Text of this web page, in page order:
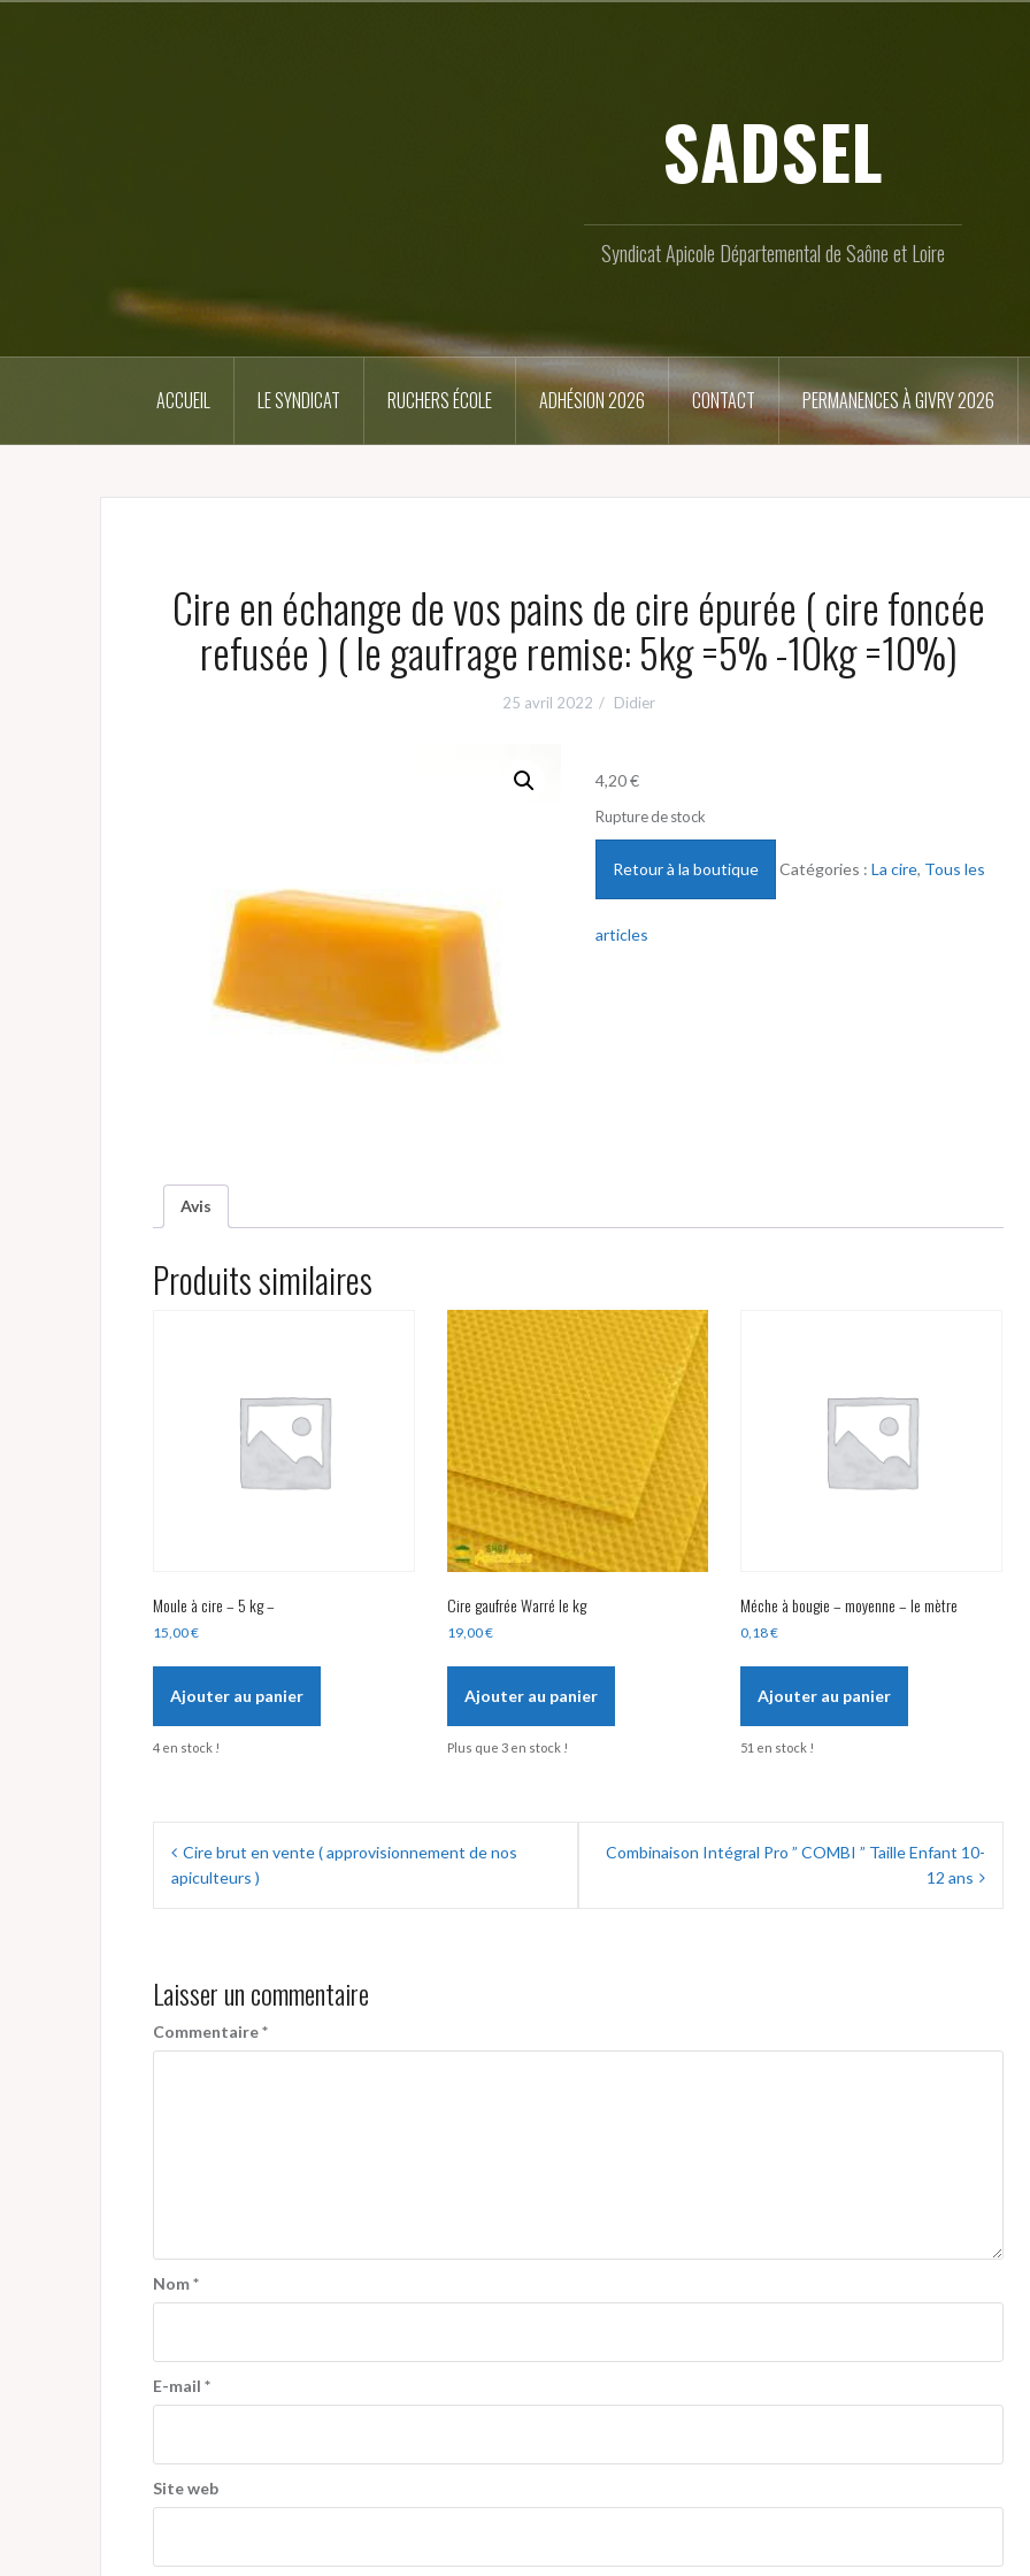
SADSEL
Syndicat Apicole Départemental de Saône et Loire
ACCUEIL LE SYNDICAT RUCHERS ÉCOLE ADHÉSION 2026 CONTACT PERMANENCES À GIVRY 2026
Cire en échange de vos pains de cire épurée ( cire foncée
refusée ) ( le gaufrage remise: 5kg =5% -10kg =10%)
25 avril 2022 Didier
4,20€
Rupture de stock
Retour à la boutique Catégories : La cire, Tous les
articles
Avis
Produits similaires
Moule à cire – 5 kg –
15,00€
Ajouter au panier
4 en stock !
Cire gaufrée Warré le kg
19,00€
Ajouter au panier
Plus que 3 en stock !
Méche à bougie – moyenne – le mètre
0,18€
Ajouter au panier
51 en stock !
Navigation
de Cire brut en vente ( approvisionnement de nos
apiculteurs )
Combinaison Intégral Pro ” COMBI ” Taille Enfant 10-
12 ans
Laisser un commentaire
Commentaire*
Nom*
E-mail *
Site web